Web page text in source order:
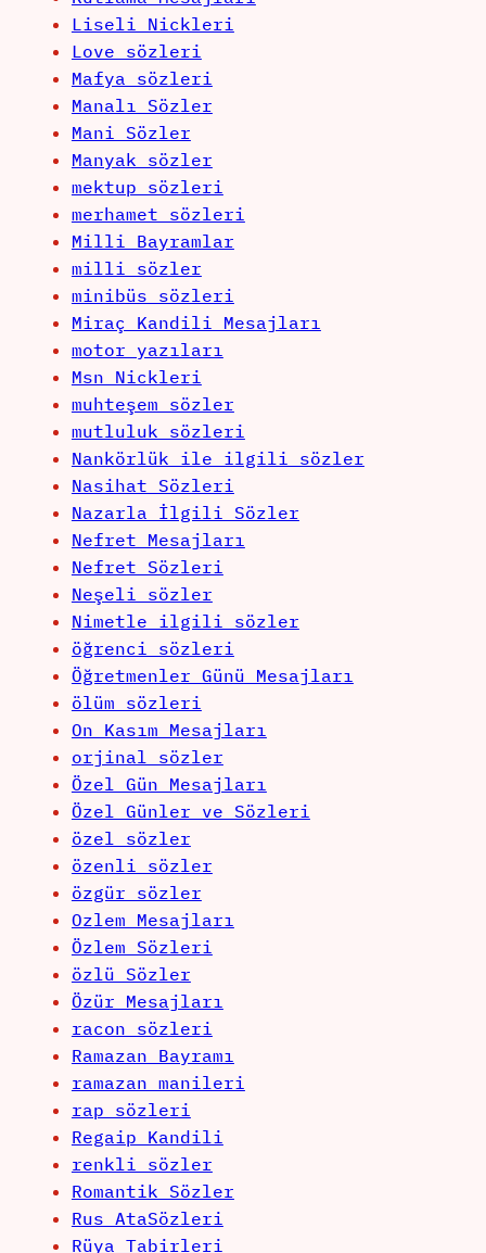
Liseli Nickleri
Love sözleri
Mafya sözleri
Manalı Sözler
Mani Sözler
Manyak sözler
mektup sözleri
merhamet sözleri
Milli Bayramlar
milli sözler
minibüs sözleri
Miraç Kandili Mesajları
motor yazıları
Msn Nickleri
muhteşem sözler
mutluluk sözleri
Nankörlük ile ilgili sözler
Nasihat Sözleri
Nazarla İlgili Sözler
Nefret Mesajları
Nefret Sözleri
Neşeli sözler
Nimetle ilgili sözler
öğrenci sözleri
Öğretmenler Günü Mesajları
ölüm sözleri
On Kasım Mesajları
orjinal sözler
Özel Gün Mesajları
Özel Günler ve Sözleri
özel sözler
özenli sözler
özgür sözler
Ozlem Mesajları
Özlem Sözleri
özlü Sözler
Özür Mesajları
racon sözleri
Ramazan Bayramı
ramazan manileri
rap sözleri
Regaip Kandili
renkli sözler
Romantik Sözler
Rus AtaSözleri
Rüya Tabirleri